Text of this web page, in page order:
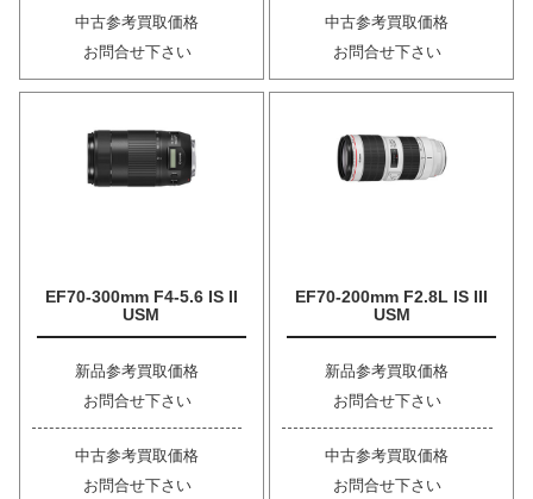
中古参考買取価格
お問合せ下さい
中古参考買取価格
お問合せ下さい
EF70-300mm F4-5.6 IS II
USM
新品参考買取価格
お問合せ下さい
中古参考買取価格
お問合せ下さい
EF70-200mm F2.8L IS III
USM
新品参考買取価格
お問合せ下さい
中古参考買取価格
お問合せ下さい